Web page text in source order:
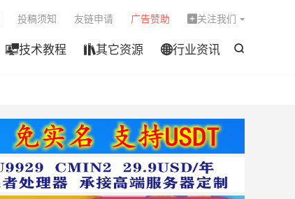

技术教程 其它资源 行业资讯
投稿须知 友链申请 广告赞助  关注我们